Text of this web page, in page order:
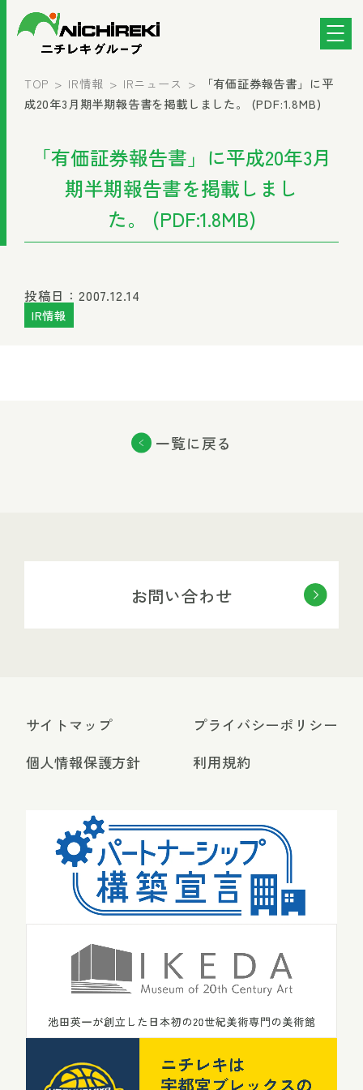
TOP IR情報 IRニュース
「有価証券報告書」に平
成20年3月期半期報告書を掲載しました。 (PDF:1.8MB)
「有価証券報告書」に平成20年3月
期半期報告書を掲載しまし
た。 (PDF:1.8MB)
投稿日：2007.12.14
IR情報
一覧に戻る
お問い合わせ
サイトマップ
個人情報保護方針
プライバシーポリシー
利用規約